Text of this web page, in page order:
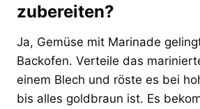
zubereiten?
Ja, Gemüse mit Marinade
Backofen. Verteile das
einem Blech und röste es bei
bis alles goldbraun ist. Es